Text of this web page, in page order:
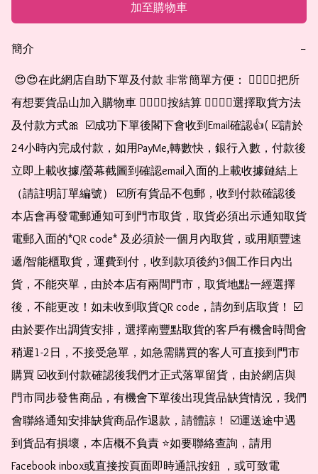
加至購物車
簡介 −
有想要貨品山加入購物車 👉🏻👉🏻按結算 👉🏻👉🏻選擇取貨方法
及付款方式🎀  ☑️成功下單後閣下會收到Email確認👍( ☑️請於
24小時內完成付款，如用PayMe,轉數快，銀行入數，付款後
立即上載收據/螢幕截圖到確認email入面的上載收據鏈結上
（請註明訂單編號） ☑️所有貨品不包郵，收到付款確認後
本店會再發電郵通知可到門市取貨，取貨必須出示通知取貨
電郵入面的*QR code* 及必須於一個月內取貨，或用順豐速
遞/智能櫃取貨，運費到付，收到款項後約3個工作日內出
貨，不能夾單，由於本店有兩間門市，取貨地點一經選擇
後，不能更改！如未收到取貨QR code，請勿到店取貨！ ☑️
由於要作出調貨安排，選擇南豐點取貨的客戶有機會時間會
稍遲1-2日，不接受急單，如急需購買的客人可直接到門市
購買 ☑️收到付款確認後我們才正式落單留貨，由於網店與
門市同步發售商品，有機會下單後出現貨品缺貨情況，我們
會聯絡通知安排缺貨商品作退款，請體諒！ ☑️運送途中遇
到貨品有損壞，本店概不負責 ⭐️如要聯絡查詢，請用
Facebook inbox或直接按頁面即時通訊按鈕 ，或可致電